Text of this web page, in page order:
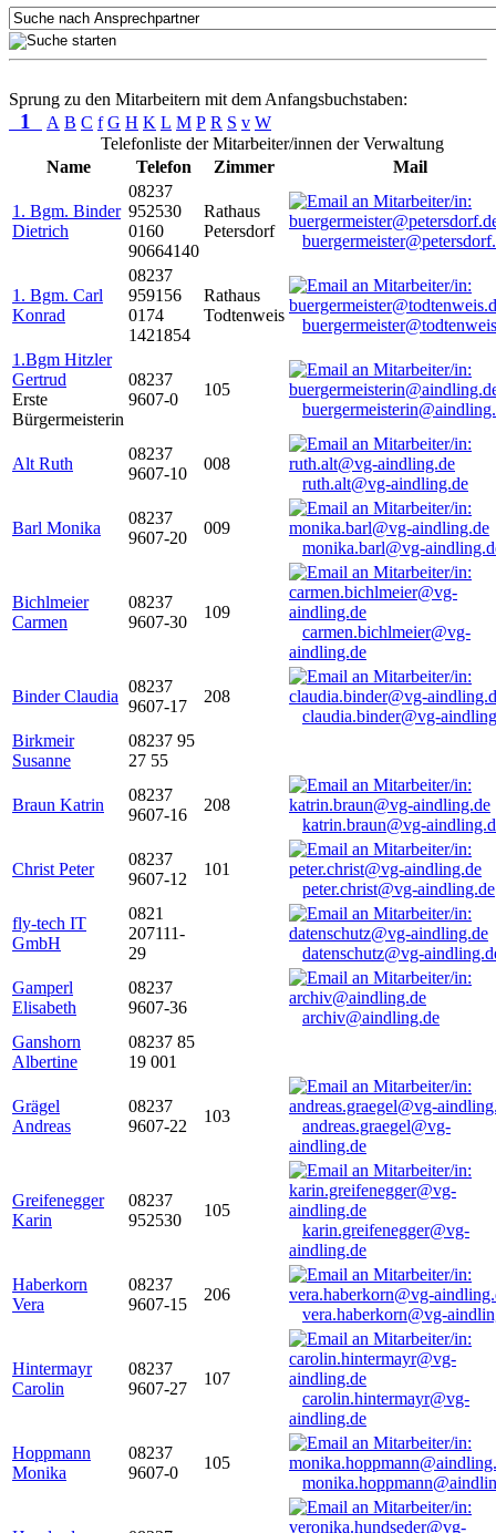
Sprung zu den Mitarbeitern mit dem Anfangsbuchstaben:
1 A B C f G H K L M P R S v W
Telefonliste der Mitarbeiter/innen der Verwaltung
Name
Telefon Zimmer Mail
1. Bgm. Binder
Dietrich
08237
952530
0160
90664140
Rathaus
Petersdorf
1. Bgm. Carl
Konrad
08237
959156
0174
1421854
Rathaus
Todtenweis
1.Bgm Hitzler
Gertrud
Erste
Bürgermeisterin
08237
9607-0
105
Alt Ruth
08237
9607-10
008
ruth.alt@vg-aindling.de
Barl Monika
08237
9607-20
009
monika.barl@vg-
Bichlmeier
Carmen
08237
9607-30
109
carmen.bichlmeier@vg-
aindling.de
Binder Claudia
08237
9607-17
208
claudia.binder@vg-
Birkmeir
Susanne
08237 95
27 55
Braun Katrin
08237
9607-16
208
katrin.braun@vg-
Christ Peter
08237
9607-12
101
peter.christ@vg-aindling.de
fly-tech IT
GmbH
0821
207111-
29
datenschutz@vg-
Gamperl
Elisabeth
08237
9607-36
archiv@aindling.de
Ganshorn
Albertine
08237 85
19 001
Grägel
Andreas
08237
9607-22
103
andreas.graegel@vg-
aindling.de
Greifenegger
Karin
08237
952530
105
karin.greifenegger@vg-
aindling.de
Haberkorn
Vera
08237
9607-15
206
vera.haberkorn@vg-
Hintermayr
Carolin
08237
9607-27
107
carolin.hintermayr@vg-
aindling.de
Hoppmann
Monika
08237
9607-0
105